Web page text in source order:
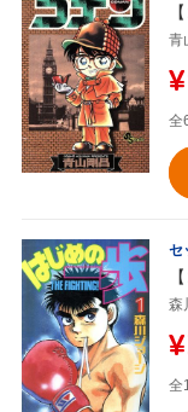
青
全
セ
森
全